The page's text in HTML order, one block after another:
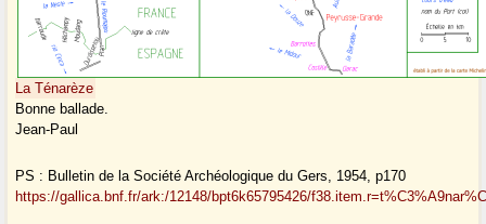
La Ténarèze
Bonne ballade.
Jean-Paul
PS : Bulletin de la Société Archéologique du Gers, 1954, p170
https://gallica.bnf.fr/ark:/12148/bpt6k65795426/